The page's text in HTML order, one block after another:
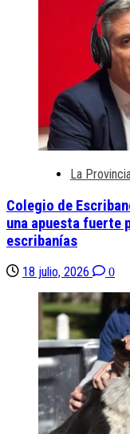
La
Colegio de
una apuesta fuerte
escribanías
18 julio, 2026 0